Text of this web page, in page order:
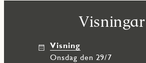
Visningar
Visning
onsdag den 29/7